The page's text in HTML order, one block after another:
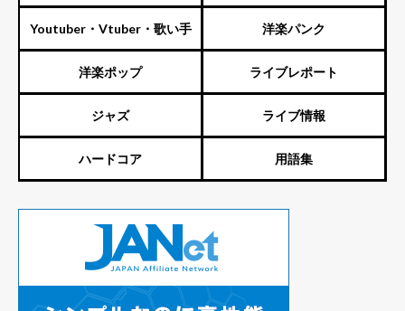
Youtuber・Vtuber・歌い手 洋楽パンク
洋楽ポップ ライブレポート
ジャズ ライブ情報
ハードコア 用語集